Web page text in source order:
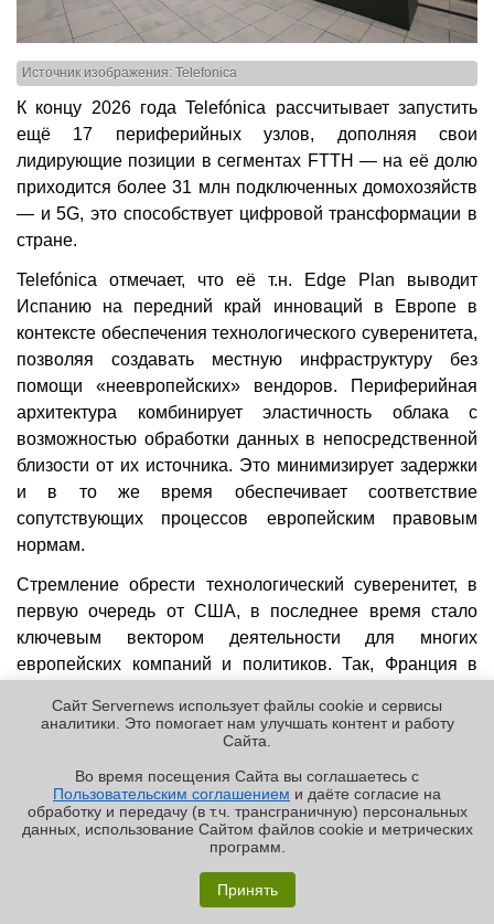
✖
Источник изображения: Telefonica
К концу 2026 года Telefónica рассчитывает запустить
ещё 17 периферийных узлов, дополняя свои
лидирующие позиции в сегментах FTTH — на её долю
приходится более 31 млн подключенных домохозяйств
— и 5G, это способствует цифровой трансформации в
стране.
Telefónica отмечает, что её т.н. Edge Plan выводит
Испанию на передний край инноваций в Европе в
контексте обеспечения технологического суверенитета,
позволяя создавать местную инфраструктуру без
помощи «неевропейских» вендоров. Периферийная
архитектура комбинирует эластичность облака с
возможностью обработки данных в непосредственной
близости от их источника. Это минимизирует задержки
и в то же время обеспечивает соответствие
сопутствующих процессов европейским правовым
нормам.
Стремление обрести технологический суверенитет, в
первую очередь от США, в последнее время стало
ключевым вектором деятельности для многих
европейских компаний и политиков. Так, Франция в
переведут с Zoom и Teams на суверенный видеочат
Суверенные решения предлагают европейцам и
европейские компании вродеSAP, а вот техногиганты
из США не пользуются былой популярностью — не так
настоящий суверенитет европейских данных,
Сайт Servernews использует файлы cookie и сервисы
аналитики. Это помогает нам улучшать контент и работу
Cайта.
Во время посещения Cайта вы соглашаетесь с
Пользовательским соглашением и даёте согласие на
обработку и передачу (в т.ч. трансграничную) персональных
данных, использование Cайтом файлов cookie и метрических
программ.
Принять